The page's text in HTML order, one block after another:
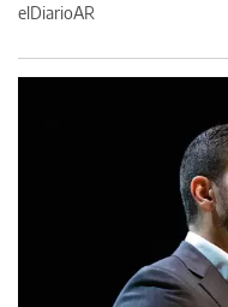
elDiarioAR